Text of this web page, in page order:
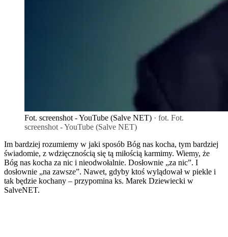
Fot. screenshot - YouTube (Salve NET) · fot. Fot.
screenshot - YouTube (Salve NET)
Im bardziej rozumiemy w jaki sposób Bóg nas kocha, tym bardziej
świadomie, z wdzięcznością się tą miłością karmimy. Wiemy, że
Bóg nas kocha za nic i nieodwołalnie. Dosłownie „za nic”. I
dosłownie „na zawsze”. Nawet, gdyby ktoś wylądował w piekle i
tak będzie kochany – przypomina ks. Marek Dziewiecki w
SalveNET.